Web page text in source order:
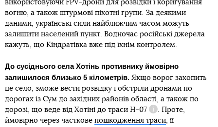
використовуючи FPV-дрони для розвідки і коригування
вогню, а також штурмові піхотні групи. За деякими
даними, українські сили найближчим часом можуть
залишити населений пункт. Водночас російські джерела
кажуть, що Кіндратівка вже під їхнім контролем.
До сусіднього села Хотінь противнику ймовірно
залишилося близько 5 кілометрів. Якщо ворог захопить
це село, зможе вести розвідку і обстріли дронами по
дорогах із Сум до західних районів області, а також по
дорозі, що веде від Хотіні до траси Н-07
Довідка
. Проте,
ймовірно через часткове пошкодження траси , її